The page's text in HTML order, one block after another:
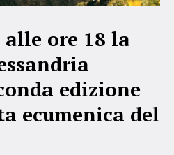
alle ore 18 la
edizione
ecumenica del